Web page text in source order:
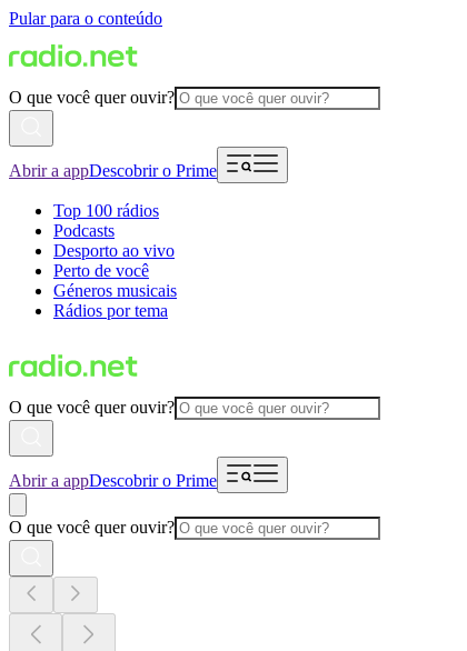
Pular para o conteúdo
O que você quer ouvir?
Abrir a appDescobrir o Prime
Top 100 rádios
Podcasts
Desporto ao vivo
Perto de você
Géneros musicais
Rádios por tema
O que você quer ouvir?
Abrir a appDescobrir o Prime
O que você quer ouvir?